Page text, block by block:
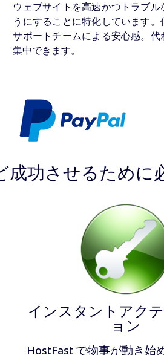
ウェブサイトを高速かつトラブル
うにすることに特化しています
サポートチームによる安心感。代
集中できます。
功させるために
インスタントアク
ョン
HostFast で物事が動き始